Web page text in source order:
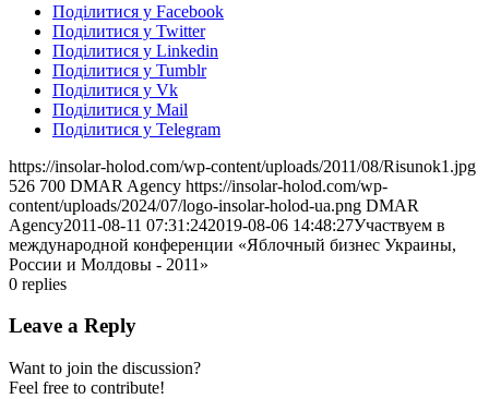
Поділитися у Facebook
Поділитися у Twitter
Поділитися у Linkedin
Поділитися у Tumblr
Поділитися у Vk
Поділитися у Mail
Поділитися у Telegram
https://insolar-holod.com/wp-content/uploads/2011/08/Risunok1.jpg
526 700 DMAR Agency https://insolar-holod.com/wp-
content/uploads/2024/07/logo-insolar-holod-ua.png DMAR
Agency2011-08-11 07:31:242019-08-06 14:48:27Участвуем в
международной конференции «Яблочный бизнес Украины,
России и Молдовы - 2011»
0 replies
Leave a Reply
Want to join the discussion?
Feel free to contribute!